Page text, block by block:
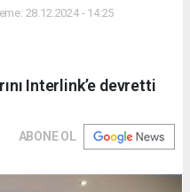
28.12.2024 - 14:25
Interlink’e devretti
ABONE OL